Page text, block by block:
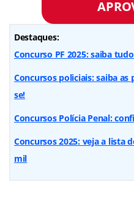
Destaques:
Concurso PF 2025: saiba
Concursos policiais: saiba as
se!
Concursos Polícia Penal:
Concursos 2025: veja a lista
mil